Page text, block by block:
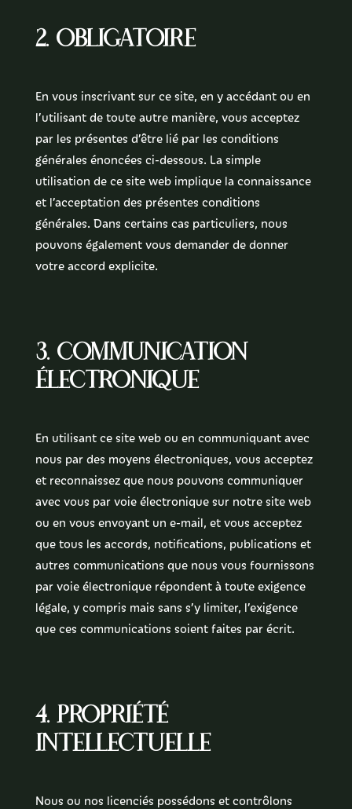
2. Obligatoire
En vous inscrivant sur ce site, en y accédant ou en
l’utilisant de toute autre manière, vous acceptez
par les présentes d’être lié par les conditions
générales énoncées ci-dessous. La simple
utilisation de ce site web implique la connaissance
et l’acceptation des présentes conditions
générales. Dans certains cas particuliers, nous
pouvons également vous demander de donner
votre accord explicite.
3. Communication
électronique
En utilisant ce site web ou en communiquant avec
nous par des moyens électroniques, vous acceptez
et reconnaissez que nous pouvons communiquer
avec vous par voie électronique sur notre site web
ou en vous envoyant un e-mail, et vous acceptez
que tous les accords, notifications, publications et
autres communications que nous vous fournissons
par voie électronique répondent à toute exigence
légale, y compris mais sans s’y limiter, l’exigence
que ces communications soient faites par écrit.
4. Propriété
intellectuelle
Nous ou nos licenciés possédons et contrôlons